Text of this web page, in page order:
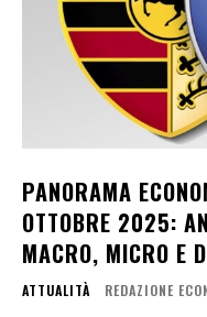
PANORAMA
OTTOBRE 2025:
MACRO, MICRO E
ATTUALITÀ REDAZIONE